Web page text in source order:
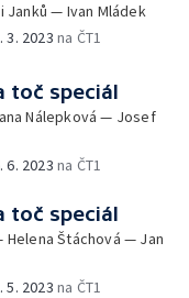
Janků — Ivan Mládek
3. 2023 na ČT1
toč speciál
Nálepková — Josef
6. 2023 na ČT1
toč speciál
Helena Štáchová — Jan
5. 2023 na ČT1